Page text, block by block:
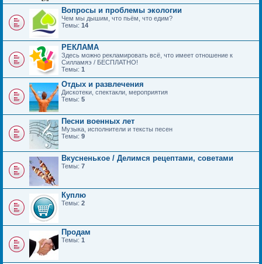
Вопросы и проблемы экологии
Чем мы дышим, что пьём, что едим?
Темы: 14
РЕКЛАМА
Здесь можно рекламировать всё, что имеет отношение к
Силламяэ / БЕСПЛАТНО!
Темы: 1
Отдых и развлечения
Дискотеки, спектакли, мероприятия
Темы: 5
Песни военных лет
Музыка, исполнители и тексты песен
Темы: 9
Вкусненькое / Делимся рецептами, советами
Темы: 7
Куплю
Темы: 2
Продам
Темы: 1